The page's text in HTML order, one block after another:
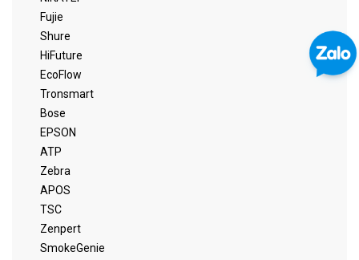
Fujie
Shure
HiFuture
EcoFlow
Tronsmart
Bose
EPSON
ATP
Zebra
APOS
TSC
Zenpert
SmokeGenie